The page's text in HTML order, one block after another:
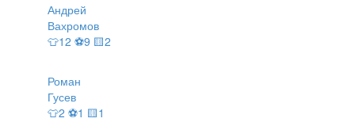
Андрей
Вахромов
👕12 ⚽9 🟨2
Роман
Гусев
👕2 ⚽1 🟨1